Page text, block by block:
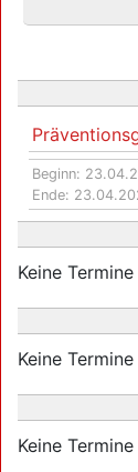
Beginn:
Ende:
Keine Termine
Keine Termine
Keine Termine